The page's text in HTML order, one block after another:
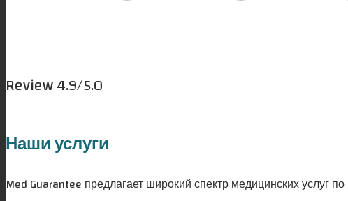
Review 4.9/5.0
Наши услуги
Med Guarantee предлагает широкий спектр медицинских услуг